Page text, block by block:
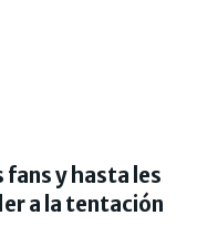
fans y hasta les
a la tentación